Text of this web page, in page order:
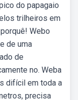
do papagaio
trilheiros em
Webo
de uma
de
no. Weba
difícil em toda a
precisa